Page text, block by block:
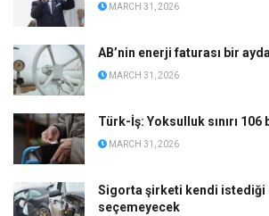
MARCH 31, 2026
AB’nin enerji faturası bir
MARCH 31, 2026
Türk-İş: Yoksulluk sınırı 106
MARCH 31, 2026
Sigorta şirketi kendi istediği
seçemeyecek